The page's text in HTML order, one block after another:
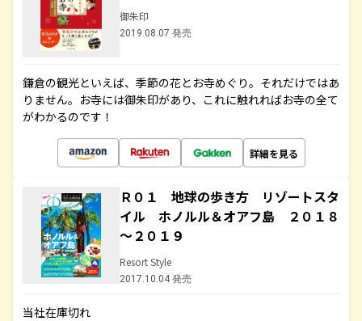
御朱印
2019.08.07 発売
鎌倉の観光といえば、季節の花とお寺めぐり。それだけではあ
りません。お寺には御朱印があり、これに触れればお寺の全て
がわかるのです！
詳細を見る
Ｒ０１ 地球の歩き方 リゾートスタ
イル ホノルル＆オアフ島 ２０１８
～２０１９
Resort Style
2017.10.04 発売
当社在庫切れ